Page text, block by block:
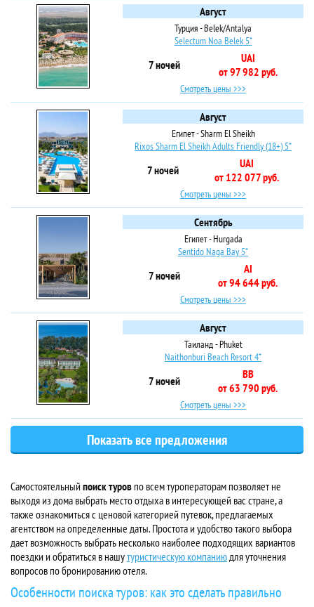
Август
Турция - Belek/Antalya
Selectum Noa Belek 5*
7 ночей
UAI
от 97 982 руб.
Смотреть цены >>>
Август
Египет - Sharm El Sheikh
Rixos Sharm El Sheikh Adults Friendly (18+) 5*
7 ночей
UAI
от 122 077 руб.
Смотреть цены >>>
Сентябрь
Египет - Hurgada
Sentido Naga Bay 5*
7 ночей
AI
от 94 644 руб.
Смотреть цены >>>
Август
Таиланд - Phuket
Naithonburi Beach Resort 4*
7 ночей
BB
от 63 790 руб.
Смотреть цены >>>
Самостоятельный поиск туров по всем туроператорам позволяет не
выходя из дома выбрать место отдыха в интересующей вас стране, а
также ознакомиться с ценовой категорией путевок, предлагаемых
агентством на определенные даты. Простота и удобство такого выбора
дает возможность выбрать несколько наиболее подходящих вариантов
поездки и обратиться в нашутуристическую компаниюдля уточнения
вопросов по бронированию отеля.
Особенности поиска туров: как это сделать правильно